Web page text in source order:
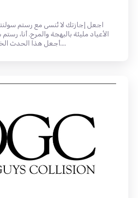
اجعل إجازتك لا تُنسى مع رستم
الأعياد مليئة بالبهجة والمرح. أنا،
أجعل هذا الحدث الخاص بك لا يُنسى حقًا....